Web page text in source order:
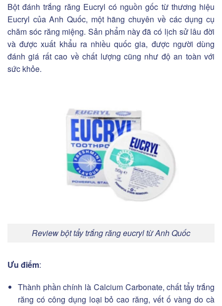
Bột đánh trắng răng Eucryl có nguồn gốc từ thương hiệu
Eucryl của Anh Quốc, một hãng chuyên về các dụng cụ
chăm sóc răng miệng. Sản phẩm này đã có lịch sử lâu đời
và được xuất khẩu ra nhiều quốc gia, được người dùng
đánh giá rất cao về chất lượng cũng như độ an toàn với
sức khỏe.
Review bột tẩy trắng răng eucryl từ Anh Quốc
Ưu điểm:
Thành phần chính là Calcium Carbonate, chất tẩy trắng
răng có công dụng loại bỏ cao răng, vết ố vàng do cà